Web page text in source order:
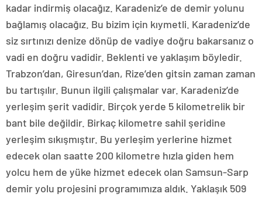
kadar indirmiş olacağız. Karadeniz’e de demir yolunu
bağlamış olacağız. Bu bizim için kıymetli. Karadeniz’de
siz sırtınızı denize dönüp de vadiye doğru bakarsanız o
vadi en doğru vadidir. Beklenti ve yaklaşım böyledir.
Trabzon’dan, Giresun’dan, Rize’den gitsin zaman zaman
bu tartışılır. Bunun ilgili çalışmalar var. Karadeniz’de
yerleşim şerit vadidir. Birçok yerde 5 kilometrelik bir
bant bile değildir. Birkaç kilometre sahil şeridine
yerleşim sıkışmıştır. Bu yerleşim yerlerine hizmet
edecek olan saatte 200 kilometre hızla giden hem
yolcu hem de yüke hizmet edecek olan Samsun-Sarp
demir yolu projesini programımıza aldık. Yaklaşık 509